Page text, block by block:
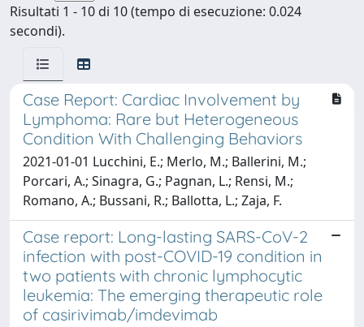
Risultati 1 - 10 di 10 (tempo di esecuzione: 0.024
secondi).
Case Report: Cardiac Involvement by
Lymphoma: Rare but Heterogeneous
Condition With Challenging Behaviors
2021-01-01 Lucchini, E.; Merlo, M.; Ballerini, M.;
Porcari, A.; Sinagra, G.; Pagnan, L.; Rensi, M.;
Romano, A.; Bussani, R.; Ballotta, L.; Zaja, F.
Case report: Long-lasting SARS-CoV-2
infection with post-COVID-19 condition in
two patients with chronic lymphocytic
leukemia: The emerging therapeutic role
of casirivimab/imdevimab